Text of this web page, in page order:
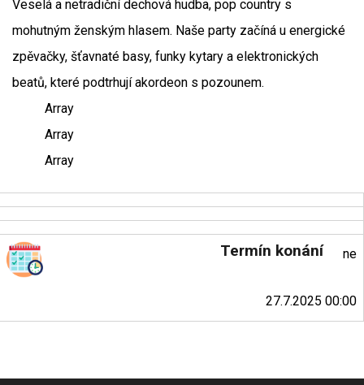
Veselá a netradiční dechová hudba, pop country s
mohutným ženským hlasem. Naše party začíná u energické
zpěvačky, šťavnaté basy, funky kytary a elektronických
beatů, které podtrhují akordeon s pozounem.
Array
Array
Array
Termín konání ne
27.7.2025 00:00